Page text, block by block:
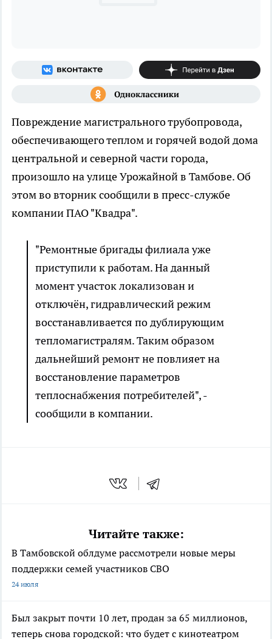
Повреждение магистрального трубопровода,
обеспечивающего теплом и горячей водой дома
центральной и северной части города,
произошло на улице Урожайной в Тамбове. Об
этом во вторник сообщили в пресс-службе
компании ПАО "Квадра".
"Ремонтные бригады филиала уже
приступили к работам. На данный
момент участок локализован и
отключён, гидравлический режим
восстанавливается по дублирующим
тепломагистралям. Таким образом
дальнейший ремонт не повлияет на
восстановление параметров
теплоснабжения потребителей", -
сообщили в компании.
Читайте также:
В Тамбовской облдуме рассмотрели новые меры
поддержки семей участников СВО
24 июля
Был закрыт почти 10 лет, продан за 65 миллионов,
теперь снова городской: что будет с кинотеатром